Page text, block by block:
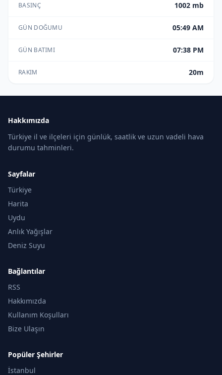
BASINÇ 1002 mb
GÜN DOĞUMU 05:49 AM
GÜN BATIMI 07:38 PM
RAKIM 20m
Hakkımızda
Türkiye il ve ilçeleri için günlük, saatlik ve uzun vadeli hava
durumu tahminleri.
Sayfalar
Türkiye
Harita
Uydu
Anlık Yağışlar
Deniz Suyu
Bağlantılar
RSS
Hakkımızda
Kullanım Koşulları
Bize Ulaşın
Popüler Şehirler
İstanbul